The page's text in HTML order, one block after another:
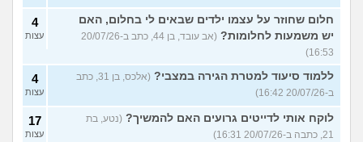
חלום שחוזר על עצמו ילדים שבאים לי בחלום, האם
יש משמעות לחלומות?
(אב עובד, בן 44, כתב ב-20/07/26
16:53)
4
עצות
ללמוד סיעוד למטרת הגירה במצבי?
(אלכס, בן 31, כתב
ב-20/07/26 16:42)
4
עצות
לוקח אותי לדייטים גרועים האם להמשיך? (נטע, בת
21, כתבה ב-20/07/26 16:31)
17
עצות